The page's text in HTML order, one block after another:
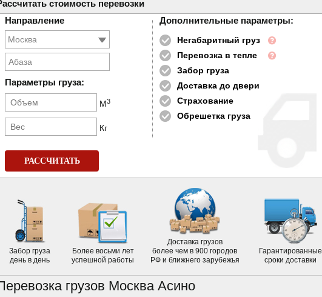
стоимость перевозки
Направление
Абаза
Параметры груза:
М3
Кг
Дополнительные параметры:
Негабаритный груз
Перевозка в тепле
Забор груза
Доставка до двери
Страхование
Обрешетка груза
РАССЧИТАТЬ
Забор груза
день в день
Более восьми лет
успешной работы
Доставка грузов
более чем в 900 городов
РФ и ближнего зарубежья
Гарантированные
сроки доставки
грузов Москва Асино